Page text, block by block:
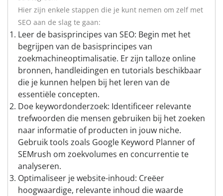
Hier zijn enkele stappen die je kunt nemen om zelf met
SEO aan de slag te gaan:
Leer de basisprincipes van SEO: Begin met het
begrijpen van de basisprincipes van
zoekmachineoptimalisatie. Er zijn talloze online
bronnen, handleidingen en tutorials beschikbaar
die je kunnen helpen bij het leren van de
essentiële concepten.
Doe keywordonderzoek: Identificeer relevante
trefwoorden die mensen gebruiken bij het zoeken
naar informatie of producten in jouw niche.
Gebruik tools zoals Google Keyword Planner of
SEMrush om zoekvolumes en concurrentie te
analyseren.
Optimaliseer je website-inhoud: Creëer
hoogwaardige, relevante inhoud die waarde